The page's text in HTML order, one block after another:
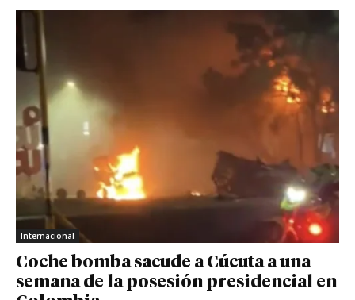
Internacional
Coche bomba sacude a Cúcuta a una
semana de la posesión presidencial en